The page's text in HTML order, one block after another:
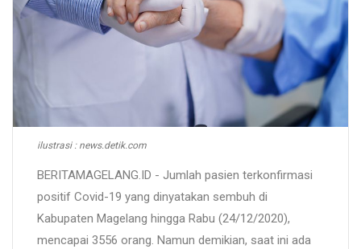
ilustrasi : news.detik.com
BERITAMAGELANG.ID - Jumlah pasien terkonfirmasi
positif Covid-19 yang dinyatakan sembuh di
Kabupaten Magelang hingga Rabu (24/12/2020),
mencapai 3556 orang. Namun demikian, saat ini ada